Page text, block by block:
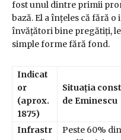
fost unul dintre primii
bază. El a înțeles că fără
învățători bine pregătiți,
simple forme fără fond.
Indicat
or
(aprox.
1875)
Situația
de Eminescu
Infrastr
Peste 60% din